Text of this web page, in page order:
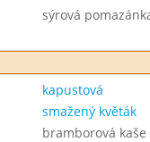
sýrová
kapustová
smažený květák
bramborová kaše